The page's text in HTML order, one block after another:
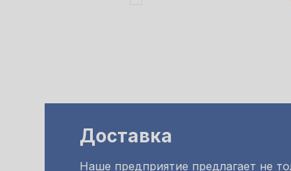
Доставка
Наше предприятие предлагает не